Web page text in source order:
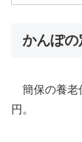
かんぽの
簡保の養老
円。